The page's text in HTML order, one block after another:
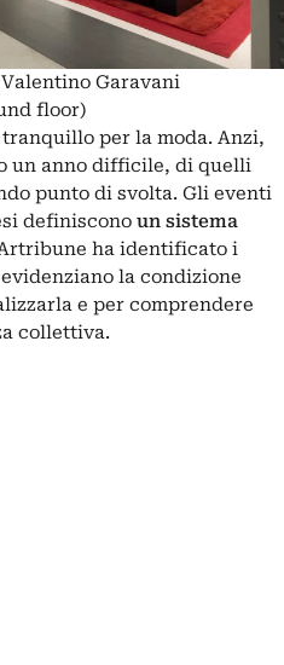
Garavani
floor)
per la moda. Anzi,
un anno difficile, di quelli
punto di svolta. Gli eventi
definiscono un sistema
ha identificato i
la condizione
e per comprendere
collettiva.